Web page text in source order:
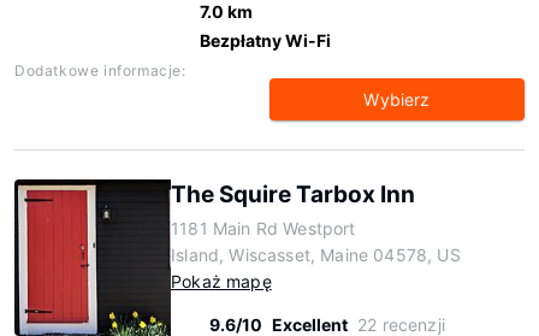
7.0 km
Bezpłatny Wi-Fi
Dodatkowe informacje:
Wybierz
The Squire Tarbox Inn
1181 Main Rd Westport
Island, Wiscasset, Maine 04578, US
Pokaż mapę
9.6/10 Excellent 22 recenzji